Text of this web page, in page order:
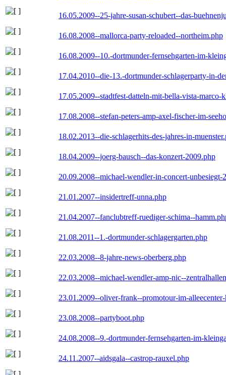
16.05.2009--25-jahre-susan-schubert--das-
16.08.2008--mallorca-party-reloaded--northeim.php
16.08.2009--10.-dortmunder-fernsehgarten-im-
17.04.2010--die-13.-dortmunder-schlagerparty-in-
17.05.2009--stadtfest-datteln-mit-bella-vista-marco-
17.08.2008--stefan-peters-amp-axel-fischer-im-
18.02.2013--die-schlagerhits-des-jahres-in-
18.04.2009--joerg-bausch--das-konzert-2009.php
20.09.2008--michael-wendler-in-concert-unbesiegt-
21.01.2007--insidertreff-unna.php
21.04.2007--fanclubtreff-ruediger-schima--
21.08.2011--1.-dortmunder-schlagergarten.php
22.03.2008--8-jahre-news-oberberg.php
22.03.2008--michael-wendler-amp-nic--
23.01.2009--oliver-frank--promotour-im-
23.08.2008--partyboot.php
24.08.2008--9.-dortmunder-fernsehgarten-im-
24.11.2007--aidsgala--castrop-rauxel.php